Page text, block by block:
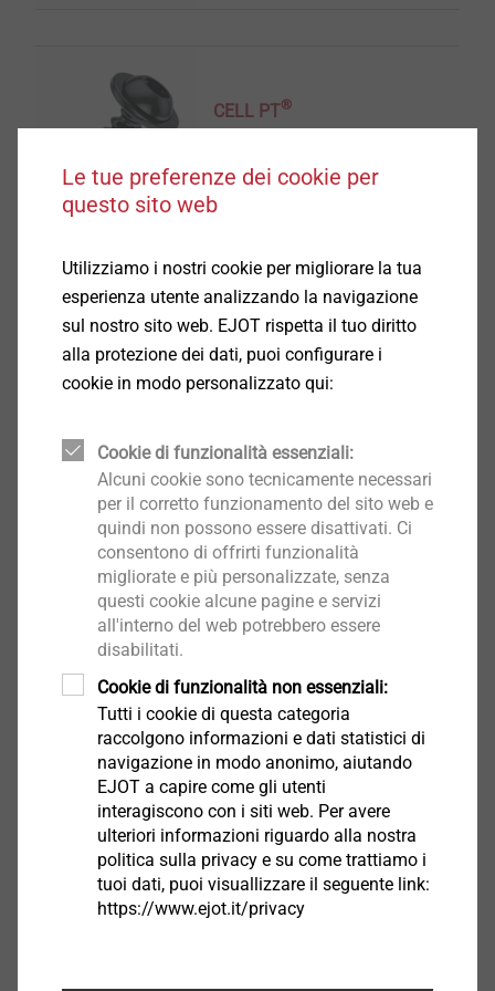
CELL PT®
FLOWpoint DELTA PT®
Seleziona prodotto
DELTAsert ®
Seleziona prodotto
EJOT®Componenti
Multifunzione
Le tue preferenze dei cookie per
questo sito web
Utilizziamo i nostri cookie per migliorare la tua
esperienza utente analizzando la navigazione
sul nostro sito web. EJOT rispetta il tuo diritto
alla protezione dei dati, puoi configurare i
cookie in modo personalizzato qui:
Cookie di funzionalità essenziali:
Alcuni cookie sono tecnicamente necessari
per il corretto funzionamento del sito web e
quindi non possono essere disattivati. Ci
consentono di offrirti funzionalità
migliorate e più personalizzate, senza
questi cookie alcune pagine e servizi
all'interno del web potrebbero essere
disabilitati.
Cookie di funzionalità non essenziali:
Tutti i cookie di questa categoria
raccolgono informazioni e dati statistici di
navigazione in modo anonimo, aiutando
EJOT a capire come gli utenti
interagiscono con i siti web. Per avere
ulteriori informazioni riguardo alla nostra
politica sulla privacy e su come trattiamo i
tuoi dati, puoi visuallizzare il seguente link:
https://www.ejot.it/privacy